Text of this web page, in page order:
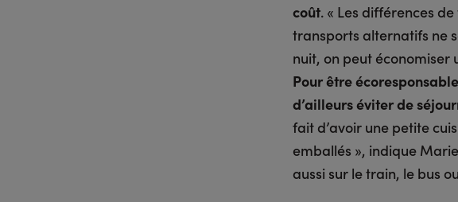
coût. « Les différences
transports alternatifs ne
nuit, on peut économiser
Pour être
d’ailleurs éviter de
fait d’avoir une petite
emballés », indique
aussi sur le train, le bus